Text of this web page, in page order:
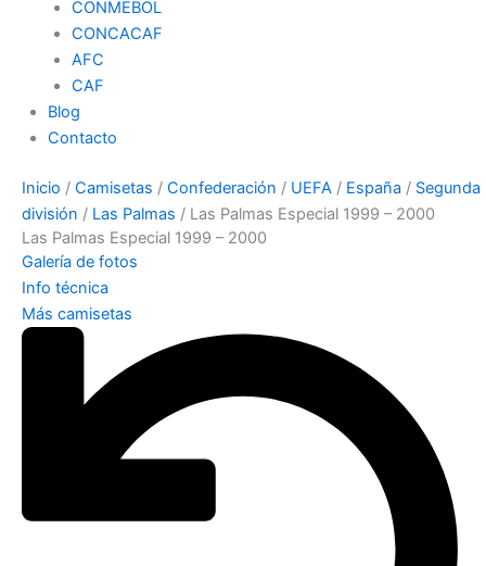
CONMEBOL
CONCACAF
AFC
CAF
Blog
Contacto
Inicio / Camisetas / Confederación / UEFA / España / Segunda
división / Las Palmas / Las Palmas Especial 1999 – 2000
Las Palmas Especial 1999 – 2000
Galería de fotos
Info técnica
Más camisetas